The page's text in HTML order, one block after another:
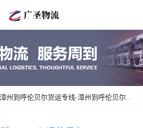
漳州到呼伦贝尔货运专线-漳州到呼伦贝尔物流公司_全境配送「收费标准」